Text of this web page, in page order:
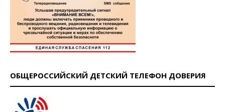
ОБЩЕРОССИЙСКИЙ ДЕТСКИЙ ТЕЛЕФОН ДОВЕРИЯ